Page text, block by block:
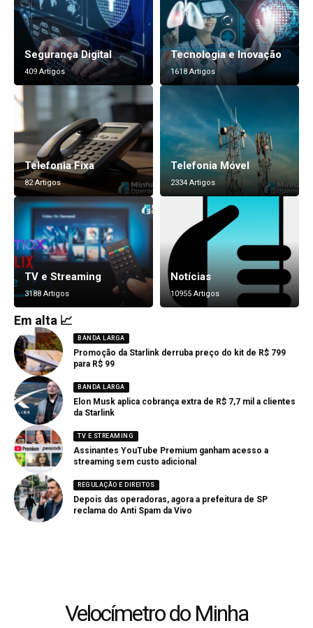
Segurança Digital
409 Artigos
Tecnologia e Inovação
1618 Artigos
Telefonia Fixa
82 Artigos
Telefonia Móvel
2334 Artigos
TV e Streaming
3188 Artigos
Notícias
10955 Artigos
Em alta 📈
BANDA LARGA
Promoção da Starlink derruba preço do kit de R$ 799
para R$ 99
BANDA LARGA
Elon Musk aplica cobrança extra de R$ 7,7 mil a clientes
da Starlink
TV E STREAMING
Assinantes YouTube Premium ganham acesso a
streaming sem custo adicional
REGULAÇÃO E DIREITOS
Depois das operadoras, agora a prefeitura de SP
reclama do Anti Spam da Vivo
Velocímetro do Minha